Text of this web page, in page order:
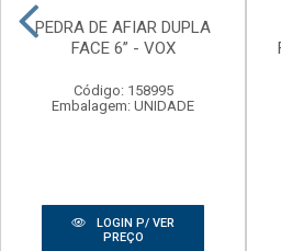
PEDRA DE AFIAR DUPLA
FACE 6” - VOX
Código: 158995
Embalagem: UNIDADE
LOGIN P/ VER
PREÇO